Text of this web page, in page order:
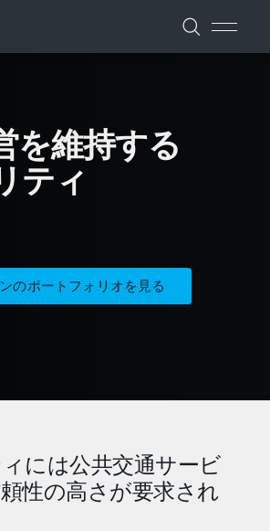
を維持する
ティ
のポートフォリオを見る
には公共交通サービ
性の高さが要求され